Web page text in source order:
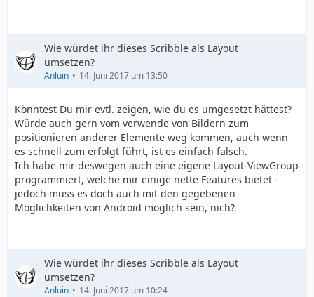
Wie würdet ihr dieses Scribble als Layout
umsetzen?
Anluin 14. Juni 2017 um 13:50
Könntest Du mir evtl. zeigen, wie du es umgesetzt hättest?
Würde auch gern vom verwende von Bildern zum
positionieren anderer Elemente weg kommen, auch wenn
es schnell zum erfolgt führt, ist es einfach falsch.
Ich habe mir deswegen auch eine eigene Layout-ViewGroup
programmiert, welche mir einige nette Features bietet -
jedoch muss es doch auch mit den gegebenen
Möglichkeiten von Android möglich sein, nich?
Wie würdet ihr dieses Scribble als Layout
umsetzen?
Anluin 14. Juni 2017 um 10:24